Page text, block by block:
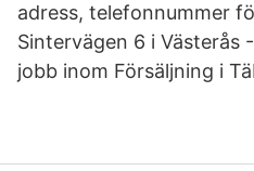
adress, telefonnummer
Sintervägen 6 i Västerås
jobb inom Försäljning i